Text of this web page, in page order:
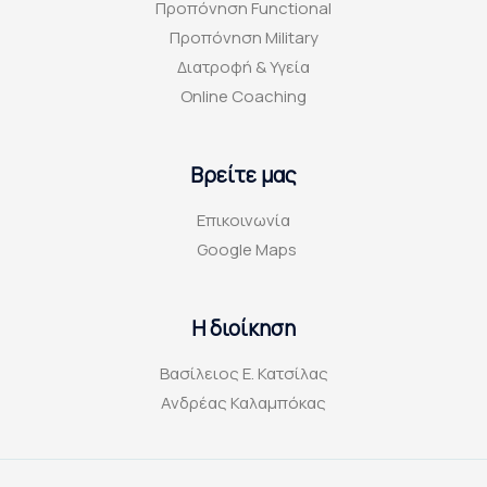
Προπόνηση Functional
Προπόνηση Military
Διατροφή & Υγεία
Online Coaching
Βρείτε μας
Επικοινωνία
Google Maps
Η διοίκηση
Βασίλειος Ε. Κατσίλας
Ανδρέας Καλαμπόκας